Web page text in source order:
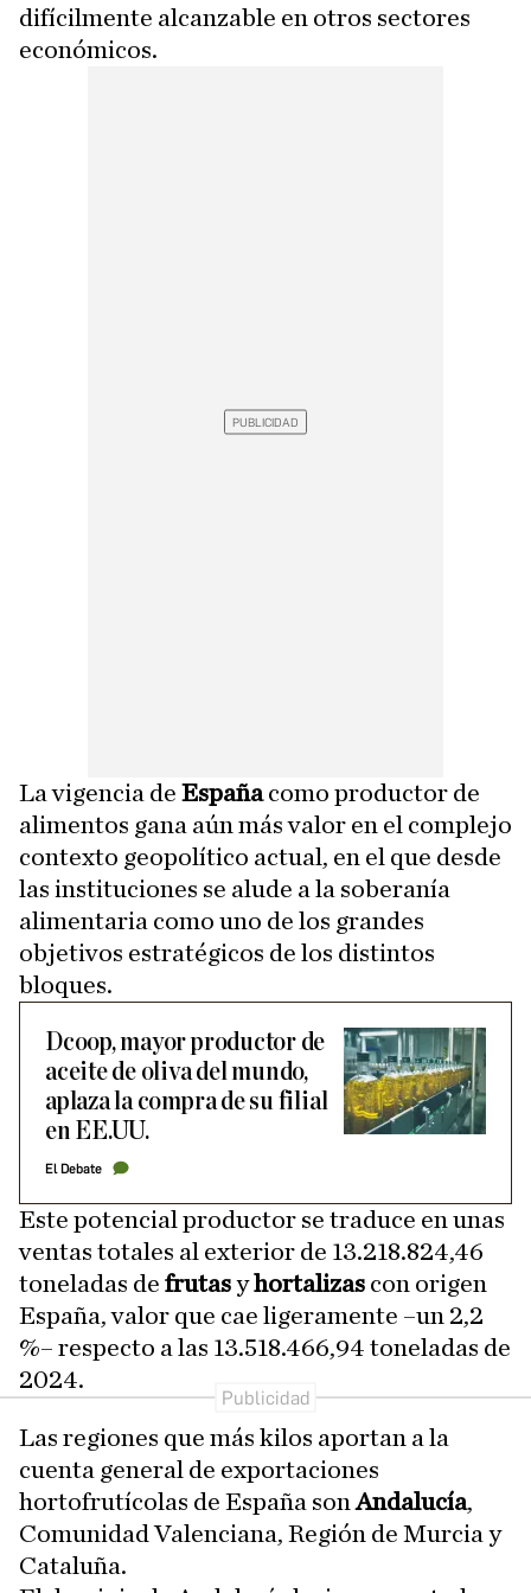
difícilmente alcanzable en otros sectores
económicos.
La vigencia de Españacomo productor de
alimentos gana aún más valor en el complejo
contexto geopolítico actual, en el que desde
las instituciones se alude a la soberanía
alimentaria como uno de los grandes
objetivos estratégicos de los distintos
bloques.
Dcoop, mayor productor de
aceite de oliva del mundo,
aplaza la compra de su filial
en EE.UU.
El Debate
Este potencial productor se traduce en unas
ventas totales al exterior de 13.218.824,46
toneladas de frutasyhortalizas con origen
España, valor que cae ligeramente –un 2,2
%– respecto a las 13.518.466,94 toneladas de
2024.
Las regiones que más kilos aportan a la
cuenta general de exportaciones
hortofrutícolas de España sonAndalucía,
Comunidad Valenciana, Región de Murcia y
Cataluña.